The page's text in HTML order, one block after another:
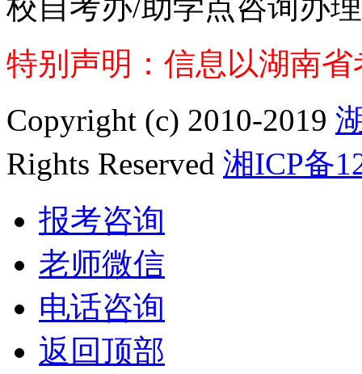
特别声明：信息以湖南
Copyright (c) 2010-2019
Rights Reserved 湘ICP备
报考咨询
老师微信
电话咨询
返回顶部